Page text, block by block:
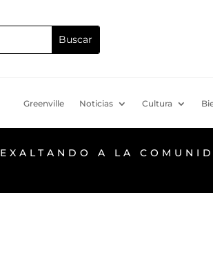
Greenville Noticias Cultura
EXALTANDO A LA